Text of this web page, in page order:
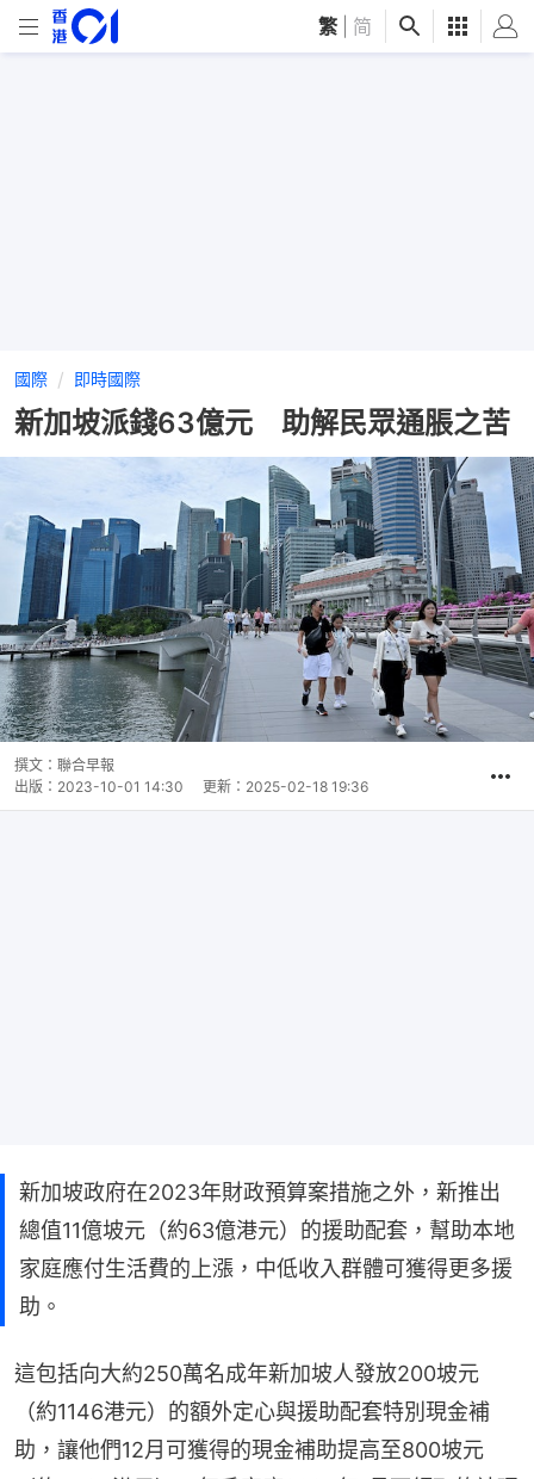
繁 简
國際 即時國際
新加坡派錢63億元 助解民眾通脹之苦
撰文： 聯合早報
出版： 2023-10-01 14:30 更新： 2025-02-18 19:36
新加坡政府在2023年財政預算案措施之外，新推出
總值11億坡元（約63億港元）的援助配套，幫助本地
家庭應付生活費的上漲，中低收入群體可獲得更多援
助。
這包括向大約250萬名成年新加坡人發放200坡元
（約1146港元）的額外定心與援助配套特別現金補
助，讓他們12月可獲得的現金補助提高至800坡元